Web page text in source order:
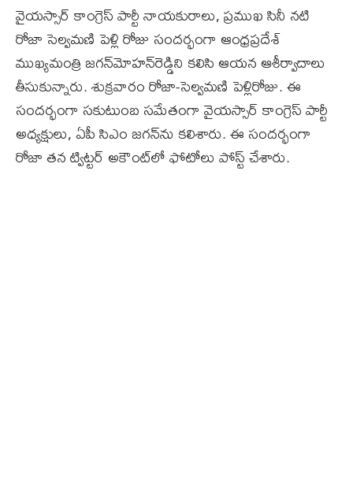
వైయస్సార్‌ కాంగ్రెస్‌ పార్టీ నాయకురాలు, ప్రముఖ సినీ నటి
రోజా సెల్వమణి పెళ్లి రోజు సందర్భంగా ఆంధ్రప్రదేశ్‌
ముఖ్యమంత్రి జగన్‌మోహన్‌రెడ్డిని కలిసి ఆయన ఆశీర్వాదాలు
తీసుకున్నారు. శుక్రవారం రోజా-సెల్వమణి పెళ్లిరోజు. ఈ
సందర్భంగా సకుటుంబ సమేతంగా వైయస్సార్‌ కాంగ్రెస్‌ పార్టీ
అధ్యక్షులు, ఏపీ సిఎం జగన్‌ను కలిశారు. ఈ సందర్భంగా
రోజా తన ట్విట్టర్‌ అకౌంట్‌లో ఫోటోలు పోస్ట్‌ చేశారు.